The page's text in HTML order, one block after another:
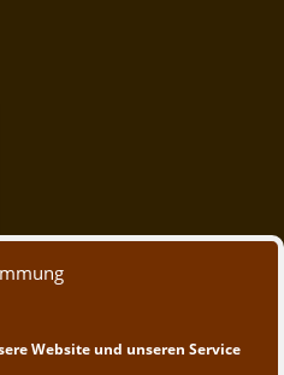
Website und unseren Service